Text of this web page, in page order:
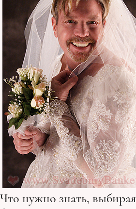
Что нужно знать, выбирая